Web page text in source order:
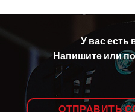
У вас есть
Напишите или
ОТПРАВИТЬ